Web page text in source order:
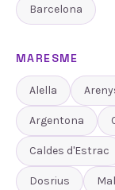
Barcelona
MARESME
Alella
Argentona
Caldes d'Estrac
Dosrius